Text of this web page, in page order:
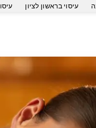
עיסוי בראשון לציון